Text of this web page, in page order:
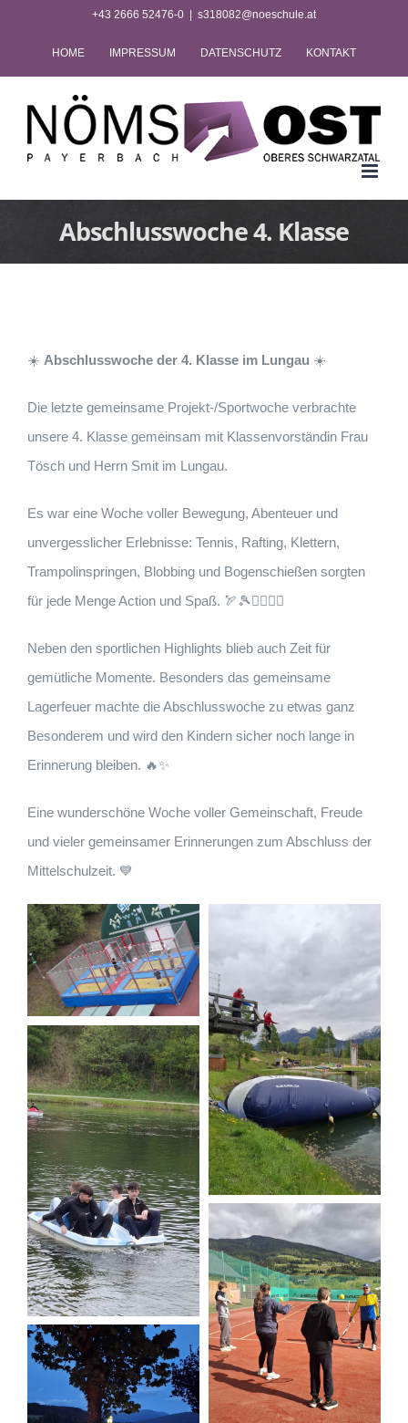
+43 2666 52476-0 s318082@noeschule.at
HOME IMPRESSUM DATENSCHUTZ KONTAKT
Abschlusswoche 4. Klasse
☀️ Abschlusswoche der 4. Klasse im Lungau ☀️
Die letzte gemeinsame Projekt-/Sportwoche verbrachte
unsere 4. Klasse gemeinsam mit Klassenvorständin Frau
Tösch und Herrn Smit im Lungau.
Es war eine Woche voller Bewegung, Abenteuer und
unvergesslicher Erlebnisse: Tennis, Rafting, Klettern,
Trampolinspringen, Blobbing und Bogenschießen sorgten
für jede Menge Action und Spaß. 🏹🎾🚣‍♀️🧗‍♂️
Neben den sportlichen Highlights blieb auch Zeit für
gemütliche Momente. Besonders das gemeinsame
Lagerfeuer machte die Abschlusswoche zu etwas ganz
Besonderem und wird den Kindern sicher noch lange in
Erinnerung bleiben. 🔥✨
Eine wunderschöne Woche voller Gemeinschaft, Freude
und vieler gemeinsamer Erinnerungen zum Abschluss der
Mittelschulzeit. 💙